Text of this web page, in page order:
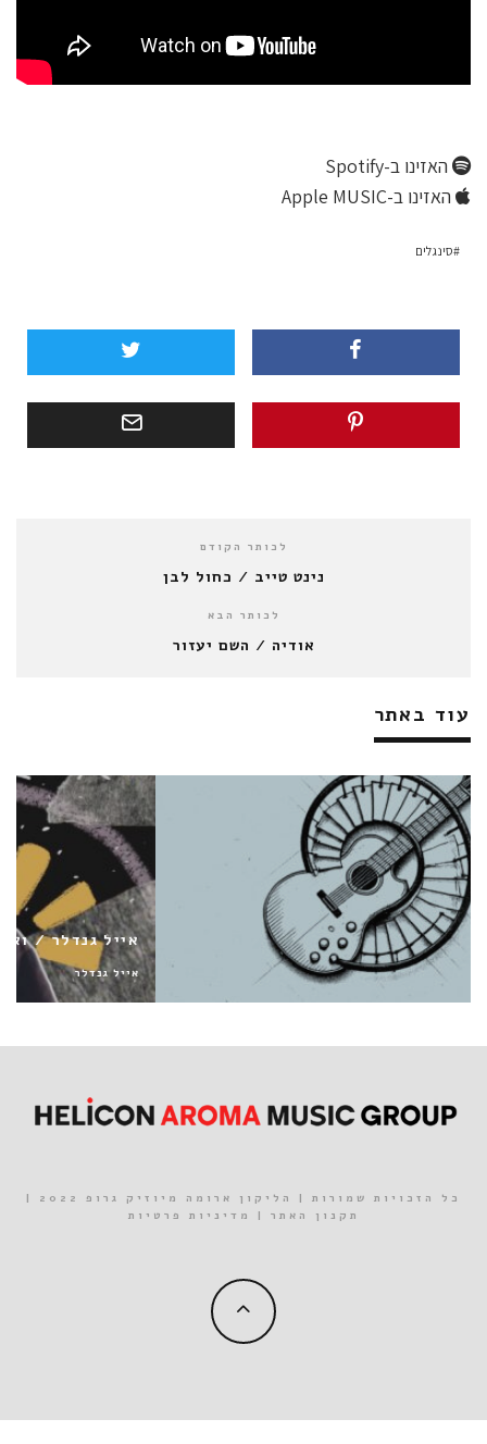
האזינו ב-Spotify
האזינו ב-Apple MUSIC
סינגלים
לכותר הקודם
נינט טייב / כחול לבן
לכותר הבא
אודיה / השם יעזור
עוד באתר
אייל גנדלר / ואולי
אייל גנדלר
כל הזכויות שמורות | הליקון ארומה מיוזיק גרופ 2022 |
תקנון האתר | מדיניות פרטיות